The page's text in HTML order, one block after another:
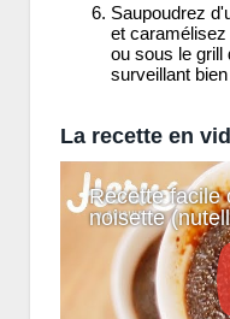
Saupoudrez
et
ou sous le grill
surveillant bien
La recette en
Recette facile
noisette